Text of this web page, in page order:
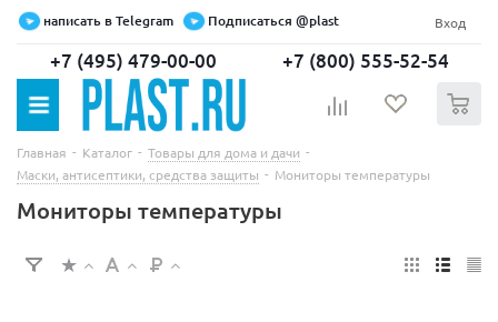
написать в Telegram Подписаться @plast Вход
+7 (495) 479-00-00 +7 (800) 555-52-54
Главная - Каталог - Товары для дома и дачи -
Маски, антисептики, средства защиты - Мониторы температуры
Мониторы температуры